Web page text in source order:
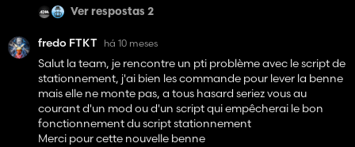
Ver respostas 2
fredo FTKT há 10 meses
Salut la team, je rencontre un pti problème avec le script de
stationnement, j'ai bien les commande pour lever la benne
mais elle ne monte pas, a tous hasard seriez vous au
courant d'un mod ou d'un script qui empêcherai le bon
fonctionnement du script stationnement
Merci pour cette nouvelle benne